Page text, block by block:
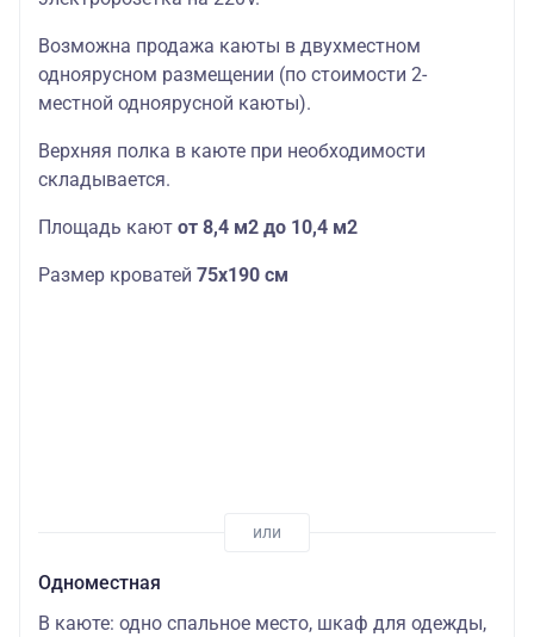
Возможна продажа каюты в двухместном
одноярусном размещении (по стоимости 2-
местной одноярусной каюты).
Верхняя полка в каюте при необходимости
складывается.
Площадь кают от 8,4 м2 до 10,4 м2
Размер кроватей 75х190 см
Одноместная
В каюте: одно спальное место, шкаф для одежды,